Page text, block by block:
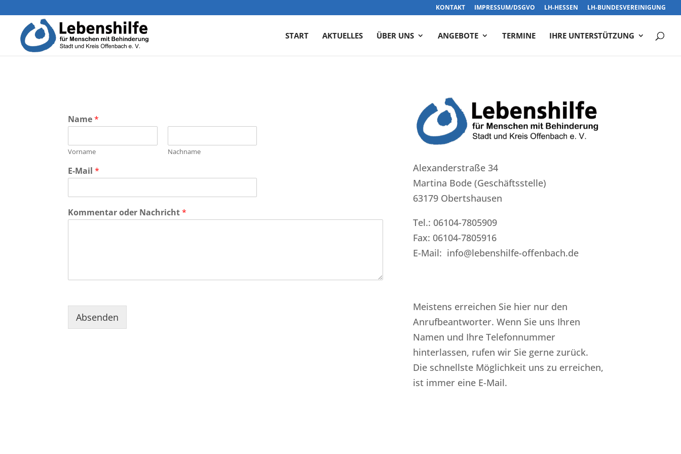
KONTAKT IMPRESSUM/DSGVO LH-HESSEN LH-BUNDESVEREINIGUNG
START AKTUELLES ÜBER UNS ANGEBOTE TERMINE IHRE UNTERSTÜTZUNG
Name*
Vorname Nachname
E-Mail*
Kommentar oder Nachricht*
Absenden
Alexanderstraße 34
Martina Bode (Geschäftsstelle)
63179 Obertshausen
Tel.: 06104-7805909
Fax: 06104-7805916
E-Mail: info@lebenshilfe-offenbach.de
Meistens erreichen Sie hier nur den
Anrufbeantworter. Wenn Sie uns Ihren
Namen und Ihre Telefonnummer
hinterlassen, rufen wir Sie gerne zurück.
Die schnellste Möglichkeit uns zu erreichen,
ist immer eine E-Mail.